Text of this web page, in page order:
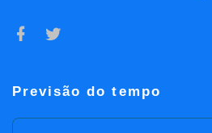
Previsão do tempo